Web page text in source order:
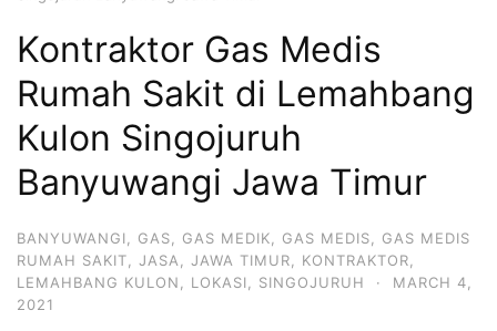
Kontraktor Gas Medis
Rumah Sakit di Lemahbang
Kulon Singojuruh
Banyuwangi Jawa Timur
BANYUWANGI GAS GAS MEDIK GAS MEDIS
GAS MEDIS
RUMAH SAKIT
JASA JAWA TIMUR KONTRAKTOR
LEMAHBANG KULON
LOKASI SINGOJURUH ·
MARCH 4,
2021